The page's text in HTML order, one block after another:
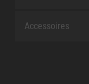
Accessoires